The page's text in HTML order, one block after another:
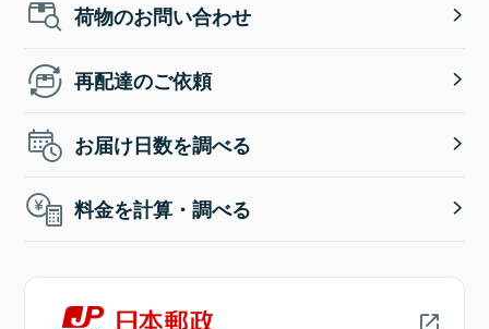
荷物のお問い合わせ
再配達のご依頼
お届け日数を調べる
料金を計算・調べる